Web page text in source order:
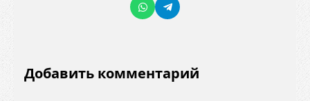
Добавить комментарий